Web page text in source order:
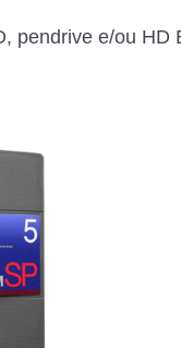
pendrive e/ou HD